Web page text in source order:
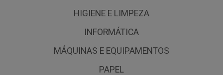
HIGIENE E LIMPEZA
INFORMÁTICA
MÁQUINAS E EQUIPAMENTOS
PAPEL